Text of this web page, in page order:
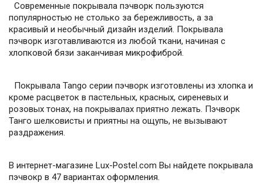
Современные покрывала пэчворк пользуются
популярностью не столько за бережливость, а за
красивый и необычный дизайн изделий. Покрывала
пэчворк изготавливаются из любой ткани, начиная с
хлопковой бязи заканчивая микрофиброй.
Покрывала Tango серии пэчворк изготовлены из хлопка и
кроме расцветок в пастельных, красных, сиреневых и
розовых тонах, на покрывалах приятно лежать. Пэчворк
Танго шелковисты и приятны на ощупь, не вызывают
раздражения.
В интернет-магазине Lux-Postel.com Вы найдете покрывала
пэчвокр в 47 вариантах оформления.